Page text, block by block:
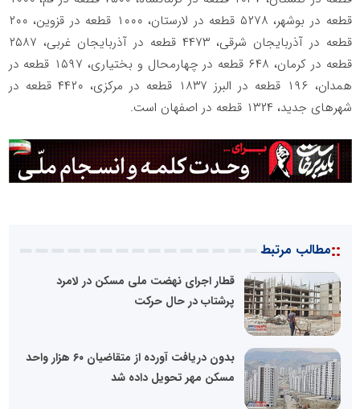
قطعه در بوشهر، ۵۲۷۸ قطعه در لارستان، ۱۰۰۰ قطعه در قزوین، ۲۰۰
قطعه در آذربایجان شرقی، ۴۴۷۳ قطعه در آذربایجان غربی، ۲۵۸۷
قطعه در کرمان، ۶۴۸ قطعه در چهارمحال و بختیاری، ۱۵۹۷ قطعه در
همدان، ۱۹۶ قطعه در البرز ۱۸۳۷ قطعه در مرکزی، ۴۴۲۰ قطعه در
شهرهای جدید، ۱۳۲۴ قطعه در اصفهان است.
::مطالب مرتبط
قطار اجرای نهضت ملی مسکن در لامرد
پرشتاب در حال حرکت
بدون دریافت آورده از متقاضیان ۶۰ هزار واحد
مسکن مهر تحویل داده شد